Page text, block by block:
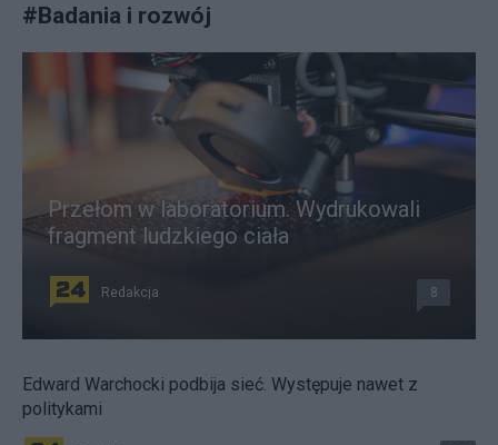
#Badania i rozwój
Przełom w laboratorium. Wydrukowali
fragment ludzkiego ciała
Redakcja 8
Edward Warchocki podbija sieć. Występuje nawet z
politykami